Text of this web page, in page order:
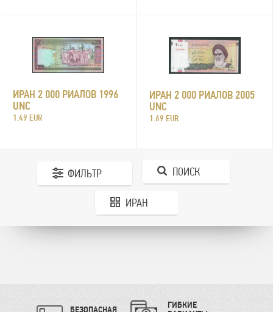
ИРАН 2 000 РИАЛОВ 1996
UNC
1.49 EUR
ИРАН 2 000 РИАЛОВ 2005
UNC
1.69 EUR
ФИЛЬТР ПОИСК
ИРАН
БЕЗОПАСНАЯ
ГИБКИЕ